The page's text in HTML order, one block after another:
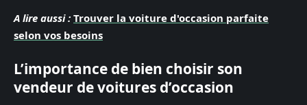
A lire aussi : Trouver la voiture d'occasion parfaite
selon vos besoins
L’importance de bien choisir son
vendeur de voitures d’occasion